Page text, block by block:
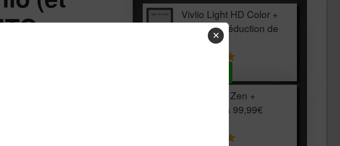
Vivlio Light HD Color +
HOUSSE réduction de
Vivlio Light Zen +
HOUSSE à 99,99€
✕